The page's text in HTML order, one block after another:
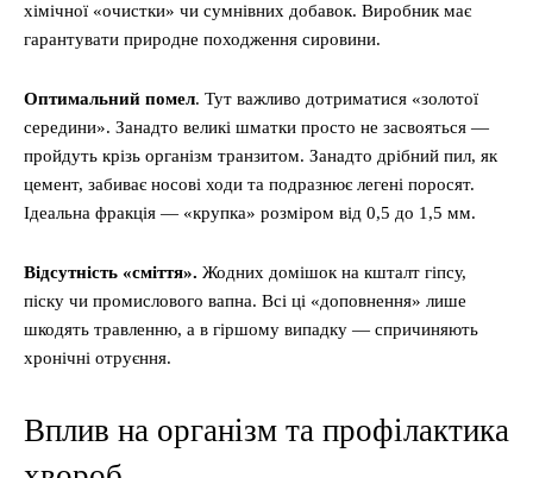
хімічної «очистки» чи сумнівних добавок. Виробник має
гарантувати природне походження сировини.
Оптимальний помел. Тут важливо дотриматися «золотої
середини». Занадто великі шматки просто не засвояться —
пройдуть крізь організм транзитом. Занадто дрібний пил, як
цемент, забиває носові ходи та подразнює легені поросят.
Ідеальна фракція — «крупка» розміром від 0,5 до 1,5 мм.
Відсутність «сміття». Жодних домішок на кшталт гіпсу,
піску чи промислового вапна. Всі ці «доповнення» лише
шкодять травленню, а в гіршому випадку — спричиняють
хронічні отруєння.
Вплив на організм та профілактика